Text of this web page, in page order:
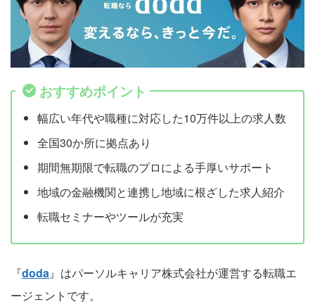
おすすめポイント
幅広い年代や職種に対応した10万件以上の求人数
全国30か所に拠点あり
期間無期限で転職のプロによる手厚いサポート
地域の金融機関と連携し地域に根ざした求人紹介
転職セミナーやツールが充実
『doda 』はパーソルキャリア株式会社が運営する転職エ
ージェントです。